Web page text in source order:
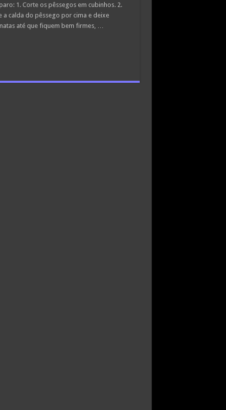
1. Corte os pêssegos em cubinhos. 2.
a calda do pêssego por cima e deixe
até que fiquem bem firmes, …